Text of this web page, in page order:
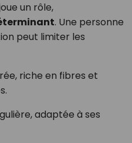
un rôle,
. Une personne
peut limiter les
riche en fibres et
adaptée à ses